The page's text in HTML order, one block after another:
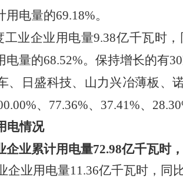
用电量的69.18%。
工业企业用电量9.38亿千瓦时，
电量的68.52%。保持增长的有30
、日盛科技、山力兴冶薄板、
、 77.36%、 37.41%、
电情况
企业累计用电量72.98亿千瓦时，
企业用电量11.36亿千瓦时 ， 同